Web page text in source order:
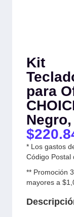
Kit
para
$
* Los gastos
Código Postal
** Promoción
mayores a